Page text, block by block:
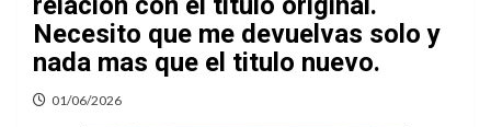
Necesito que me devuelvas solo y
nada mas que el titulo nuevo.
01/06/2026